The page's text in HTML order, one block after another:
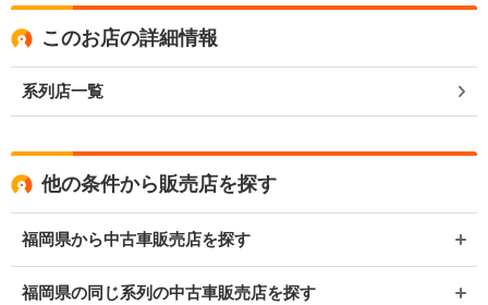
このお店の詳細情報
系列店一覧
他の条件から販売店を探す
福岡県から中古車販売店を探す
福岡県の同じ系列の中古車販売店を探す